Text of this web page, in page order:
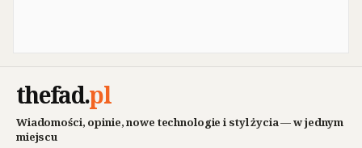
thefad.pl
Wiadomości, opinie, nowe technologie i styl życia — w jednym
miejscu